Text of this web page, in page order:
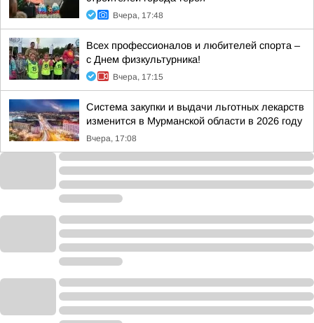
Вчера, 17:48
Всех профессионалов и любителей спорта –
с Днем физкультурника!
Вчера, 17:15
Система закупки и выдачи льготных лекарств
изменится в Мурманской области в 2026 году
Вчера, 17:08